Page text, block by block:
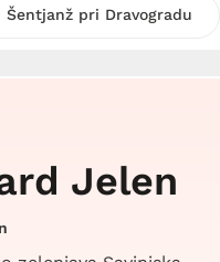
Šentjanž pri Dravogradu
Jelen